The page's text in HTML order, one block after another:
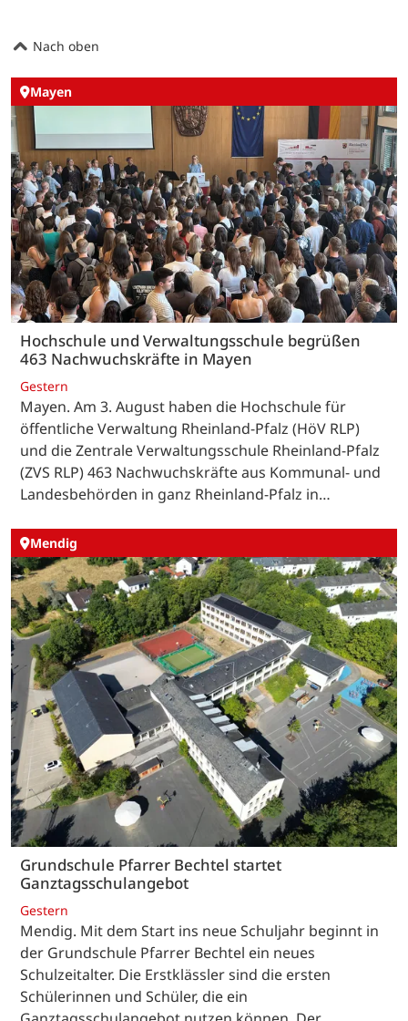
Nach oben
Mayen
Hochschule und Verwaltungsschule begrüßen
463 Nachwuchskräfte in Mayen
Gestern
Mayen. Am 3. August haben die Hochschule für
öffentliche Verwaltung Rheinland-Pfalz (HöV RLP)
und die Zentrale Verwaltungsschule Rheinland-Pfalz
(ZVS RLP) 463 Nachwuchskräfte aus Kommunal- und
Landesbehörden in ganz Rheinland-Pfalz in…
Mendig
Grundschule Pfarrer Bechtel startet
Ganztagsschulangebot
Gestern
Mendig. Mit dem Start ins neue Schuljahr beginnt in
der Grundschule Pfarrer Bechtel ein neues
Schulzeitalter. Die Erstklässler sind die ersten
Schülerinnen und Schüler, die ein